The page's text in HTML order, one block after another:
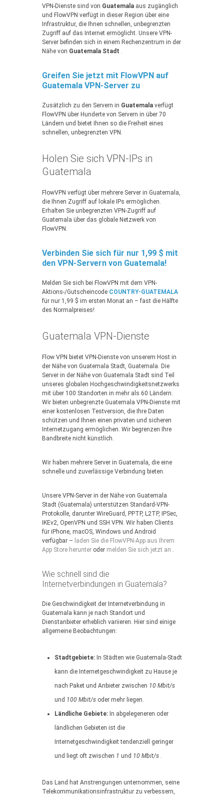
VPN-Dienste sind von Guatemala aus zugänglich
und FlowVPN verfügt in dieser Region über eine
Infrastruktur, die Ihnen schnellen, unbegrenzten
Zugriff auf das Internet ermöglicht. Unsere VPN-
Server befinden sich in einem Rechenzentrum in der
Nähe von Guatemala Stadt .
Greifen Sie jetzt mit FlowVPN auf
Guatemala VPN-Server zu
Zusätzlich zu den Servern in Guatemala verfügt
FlowVPN über Hunderte von Servern in über 70
Ländern und bietet Ihnen so die Freiheit eines
schnellen, unbegrenzten VPN.
Holen Sie sich VPN-IPs in
Guatemala
FlowVPN verfügt über mehrere Server in Guatemala,
die Ihnen Zugriff auf lokale IPs ermöglichen.
Erhalten Sie unbegrenzten VPN-Zugriff auf
Guatemala über das globale Netzwerk von
FlowVPN.
Verbinden Sie sich für nur 1,99 $ mit
den VPN-Servern von Guatemala!
Melden Sie sich bei FlowVPN mit dem VPN-
Aktions-/Gutscheincode COUNTRY-GUATEMALA
für nur 1,99 $ im ersten Monat an – fast die Hälfte
des Normalpreises!
Guatemala VPN-Dienste
Flow VPN bietet VPN-Dienste von unserem Host in
der Nähe von Guatemala Stadt, Guatemala. Die
Server in der Nähe von Guatemala Stadt sind Teil
unseres globalen Hochgeschwindigkeitsnetzwerks
mit über 100 Standorten in mehr als 60 Ländern.
Wir bieten unbegrenzte Guatemala VPN-Dienste mit
einer kostenlosen Testversion, die Ihre Daten
schützen und Ihnen einen privaten und sicheren
Internetzugang ermöglichen. Wir begrenzen Ihre
Bandbreite nicht künstlich.
Wir haben mehrere Server in Guatemala, die eine
schnelle und zuverlässige Verbindung bieten.
Unsere VPN-Server in der Nähe von Guatemala
Stadt (Guatemala) unterstützen Standard-VPN-
Protokolle, darunter WireGuard, PPTP, L2TP, IPSec,
IKEv2, OpenVPN und SSH VPN. Wir haben Clients
für iPhone, macOS, Windows und Android
verfügbar – laden Sie die FlowVPN-App aus Ihrem
App Store herunter oder melden Sie sich jetzt an .
Wie schnell sind die
Internetverbindungen in Guatemala?
Die Geschwindigkeit der Internetverbindung in
Guatemala kann je nach Standort und
Dienstanbieter erheblich variieren. Hier sind einige
allgemeine Beobachtungen:
Stadtgebiete: In Städten wie Guatemala-Stadt
kann die Internetgeschwindigkeit zu Hause je
nach Paket und Anbieter zwischen 10 Mbit/s
und 100 Mbit/s oder mehr liegen.
Ländliche Gebiete: In abgelegeneren oder
ländlichen Gebieten ist die
Internetgeschwindigkeit tendenziell geringer
und liegt oft zwischen 1 und 10 Mbit/s .
Das Land hat Anstrengungen unternommen, seine
Telekommunikationsinfrastruktur zu verbessern,